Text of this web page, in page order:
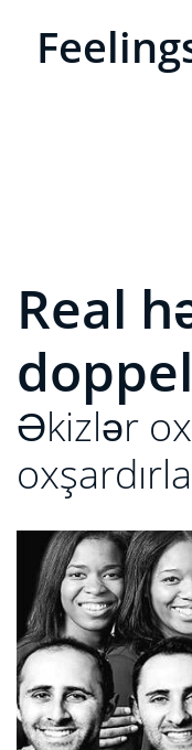
Real
Əkizlər